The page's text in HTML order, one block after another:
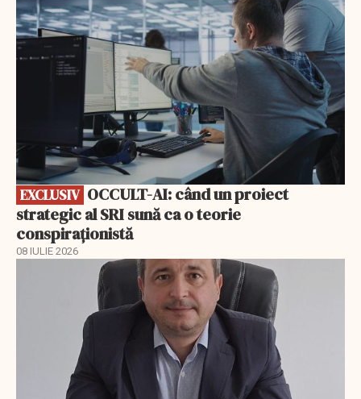
EXCLUSIV
strategic al SRI sună ca o teorie
conspiraționistă
08 IULIE 2026